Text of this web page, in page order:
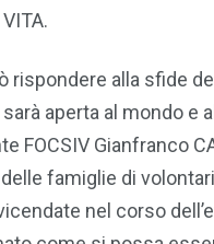
rispondere alla sfide
aperta al mondo e
FOCSIV Gianfranco
famiglie di volontari
nel corso